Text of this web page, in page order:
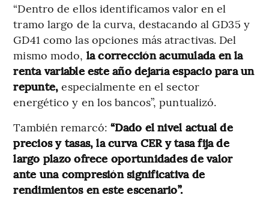
“Dentro de ellos identificamos valor en el
tramo largo de la curva, destacando al GD35 y
GD41 como las opciones más atractivas. Del
mismo modo, la corrección acumulada en la
renta variable este año dejaría espacio para un
repunte, especialmente en el sector
energético y en los bancos”, puntualizó.
También remarcó:“Dado el nivel actual de
precios y tasas, la curva CER y tasa fija de
largo plazo ofrece oportunidades de valor
ante una compresión significativa de
rendimientos en este escenario”.